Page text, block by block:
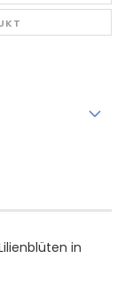
in